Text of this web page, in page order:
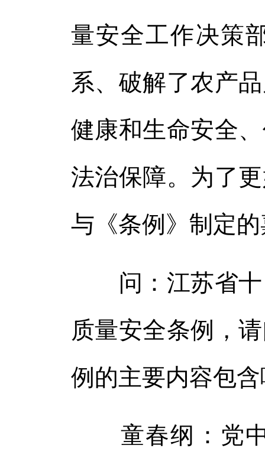
量安全工作决策
系、破解了农产
健康和生命安全
法治保障。为了
与《条例》制定
问：江苏省十
质量安全条例，
例的主要内容包
童春纲：党中